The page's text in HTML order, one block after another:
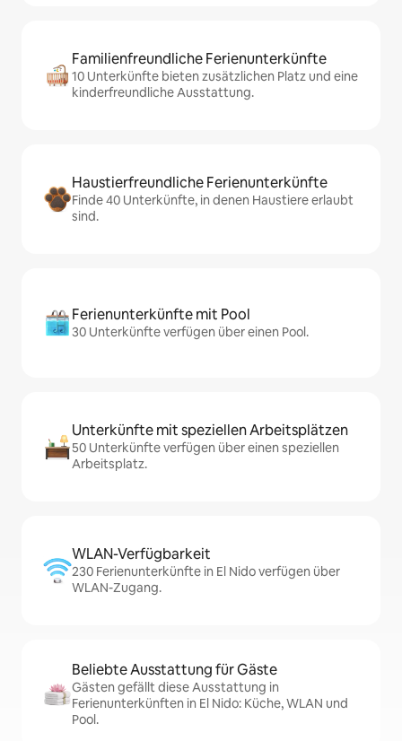
Familienfreundliche Ferienunterkünfte
10 Unterkünfte bieten zusätzlichen Platz und eine
kinderfreundliche Ausstattung.
Haustierfreundliche Ferienunterkünfte
Finde 40 Unterkünfte, in denen Haustiere erlaubt
sind.
Ferienunterkünfte mit Pool
30 Unterkünfte verfügen über einen Pool.
Unterkünfte mit speziellen Arbeitsplätzen
50 Unterkünfte verfügen über einen speziellen
Arbeitsplatz.
WLAN-Verfügbarkeit
230 Ferienunterkünfte in El Nido verfügen über
WLAN-Zugang.
Beliebte Ausstattung für Gäste
Gästen gefällt diese Ausstattung in
Ferienunterkünften in El Nido: Küche, WLAN und
Pool.